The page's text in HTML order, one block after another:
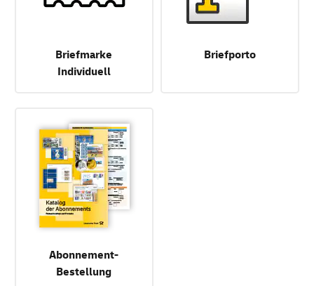
Briefmarke
Individuell
Briefporto
Abonnement-
Bestellung